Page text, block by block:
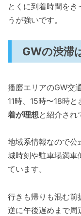
とくに到着時間を
うが強いです。
GWの渋滞
播磨エリアのGW交
11時、15時〜18時と
着が理想と紹介され
地域系情報なので公
城時刻や駐車場満車
ています。
行きも帰りも混む前
逆に午後遅めまで周